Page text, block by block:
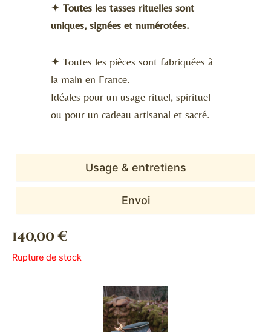
Usage & entretiens
Envoi
✦ Toutes les tasses rituelles sont
uniques, signées et numérotées.
✦ Toutes les pièces sont fabriquées à
la main en France.
Idéales pour un usage rituel, spirituel
ou pour un cadeau artisanal et sacré.
140,00€
Rupture de stock